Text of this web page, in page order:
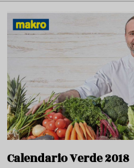
Calendario Verde 2018